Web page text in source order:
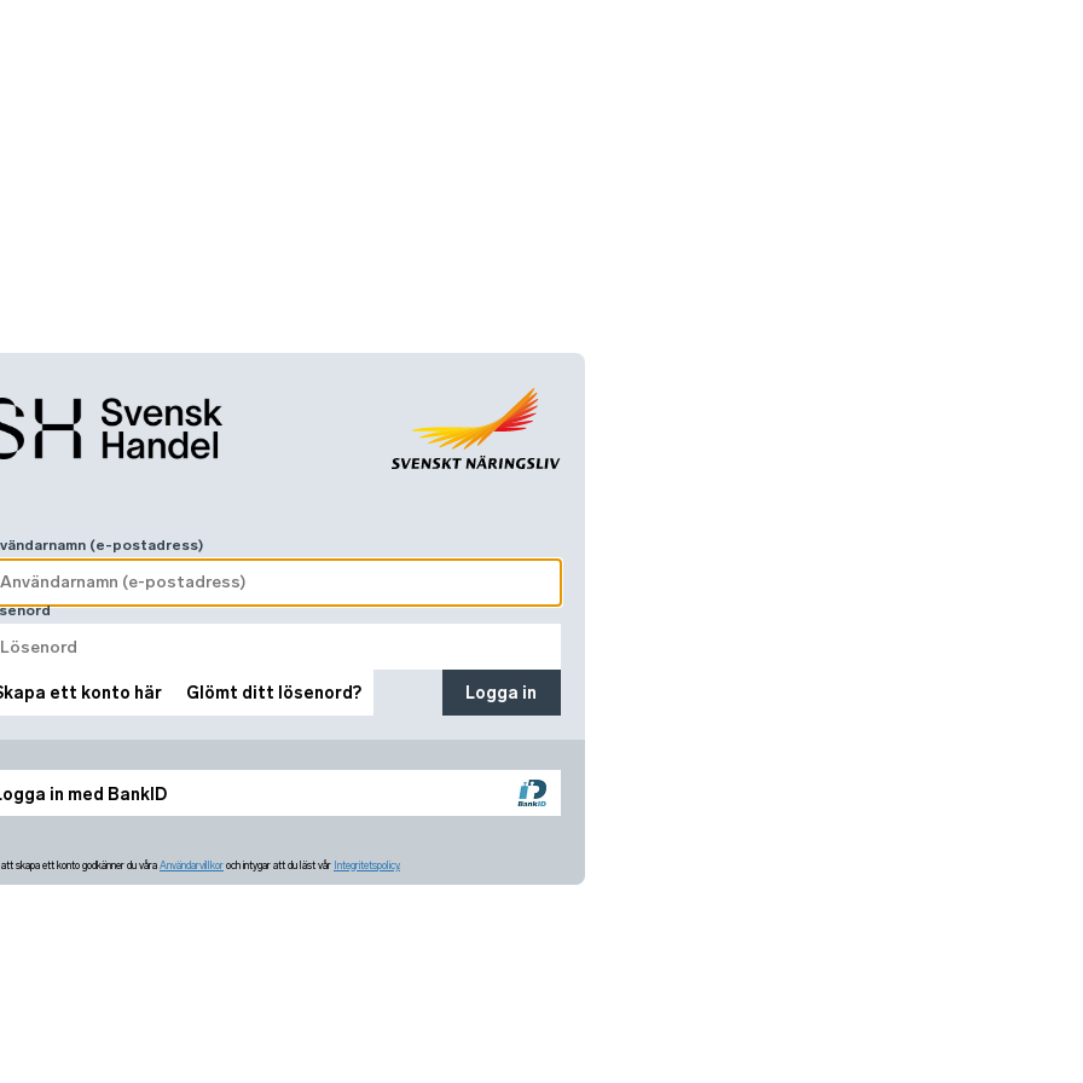
in med BankID
(e-postadress)
ett konto här Glömt ditt lösenord? Logga in
skapa ett konto godkänner du våra Användarvillkor och intygar att du läst vår Integritetspolicy.